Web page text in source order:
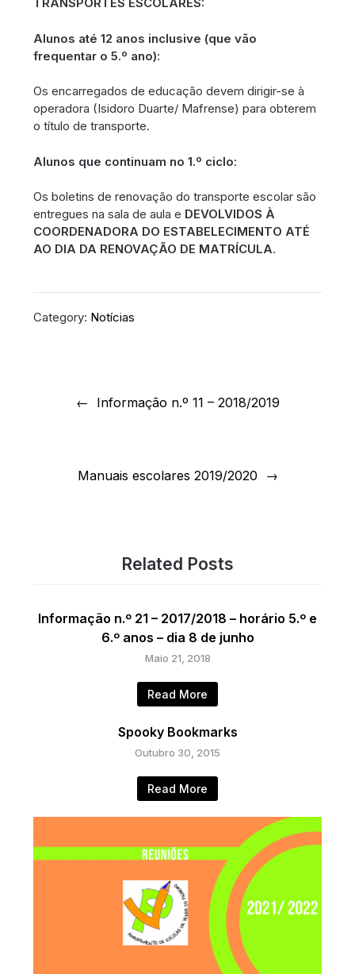
TRANSPORTES ESCOLARES:
Alunos até 12 anos inclusive (que vão
frequentar o 5.º ano):
Os encarregados de educação devem dirigir-se à
operadora (Isidoro Duarte/ Mafrense) para obterem
o título de transporte.
Alunos que continuam no 1.º ciclo:
Os boletins de renovação do transporte escolar são
entregues na sala de aula e DEVOLVIDOS À
COORDENADORA DO ESTABELECIMENTO ATÉ
AO DIA DA RENOVAÇÃO DE MATRÍCULA.
Category: Notícias
Informação n.º 11 – 2018/2019
Manuais escolares 2019/2020
Related Posts
Informação n.º 21 – 2017/2018 – horário 5.º e
6.º anos – dia 8 de junho
Maio 21, 2018
Read More
Spooky Bookmarks
Outubro 30, 2015
Read More